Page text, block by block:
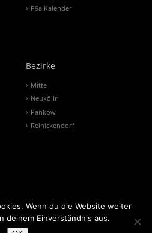
P9a Kalender
Bezirke
Mitte
Neukölln
Pankow
Reinickendorf
Wenn du die Website weiter
deinem Einverständnis aus.